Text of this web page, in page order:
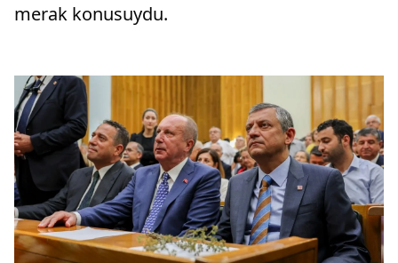
merak konusuydu.